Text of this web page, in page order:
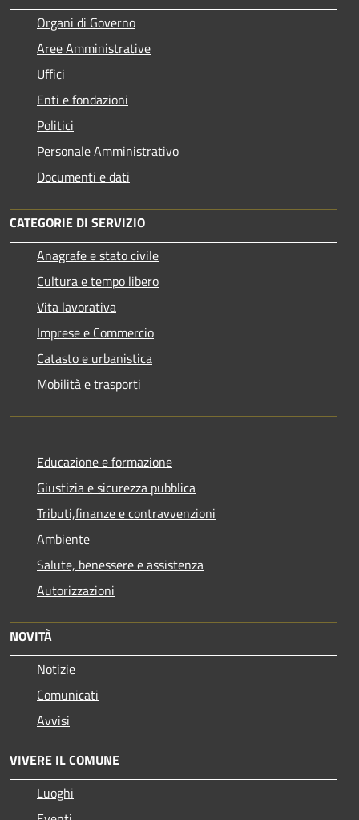
Organi di Governo
Aree Amministrative
Uffici
Enti e fondazioni
Politici
Personale Amministrativo
Documenti e dati
CATEGORIE DI SERVIZIO
Anagrafe e stato civile
Cultura e tempo libero
Vita lavorativa
Imprese e Commercio
Catasto e urbanistica
Mobilità e trasporti
Educazione e formazione
Giustizia e sicurezza pubblica
Tributi,finanze e contravvenzioni
Ambiente
Salute, benessere e assistenza
Autorizzazioni
NOVITÀ
Notizie
Comunicati
Avvisi
VIVERE IL COMUNE
Luoghi